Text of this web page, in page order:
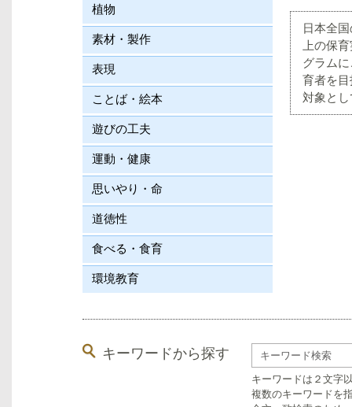
日本全
上の保
グラム
育者を
対象と
植物
素材・製作
表現
ことば・絵本
遊びの工夫
運動・健康
思いやり・命
道徳性
食べる・食育
環境教育
キーワードから探す
キーワードは２文字
複数のキーワードを